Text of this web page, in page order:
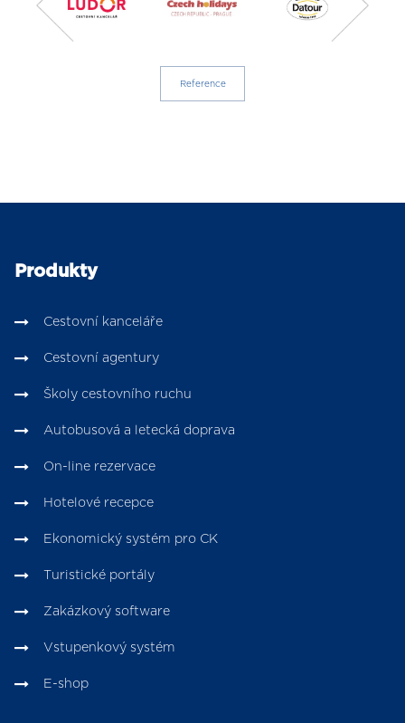
Reference
Produkty
Cestovní kanceláře
Cestovní agentury
Školy cestovního ruchu
Autobusová a letecká doprava
On-line rezervace
Hotelové recepce
Ekonomický systém pro CK
Turistické portály
Zakázkový software
Vstupenkový systém
E-shop